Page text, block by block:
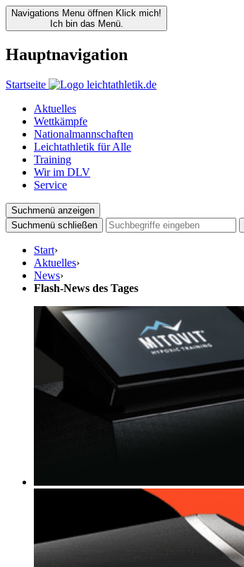
Navigations Menu öffnen Klick mich!
Ich bin das Menü.
Hauptnavigation
Startseite
Aktuelles
Wettkämpfe
Nationalmannschaften
Leichtathletik für Alle
Training
Wir im DLV
Service
Suchmenü anzeigen
Suchmenü schließen
Start›
Aktuelles›
News›
Flash-News des Tages